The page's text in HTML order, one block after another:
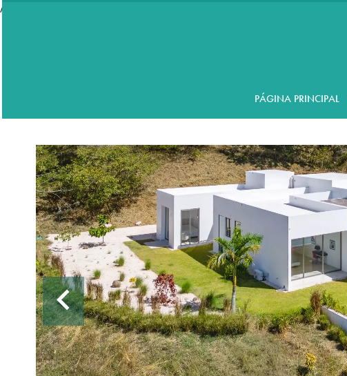
//accordeon
PÁGINA PRINCIPAL